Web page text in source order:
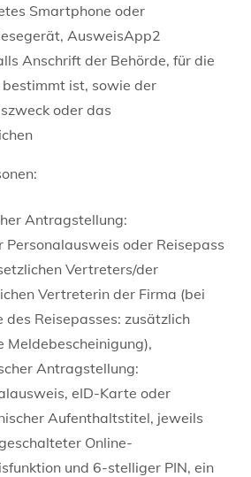
Smartphone oder
AusweisApp2
Anschrift der Behörde, für die
ist, sowie der
oder das
Antragstellung:
Personalausweis oder Reisepass
Vertreters/der
Vertreterin der Firma (bei
des Reisepasses: zusätzlich
Meldebescheinigung),
Antragstellung:
eID-Karte oder
Aufenthaltstitel, jeweils
Online-
und 6-stelliger PIN, ein